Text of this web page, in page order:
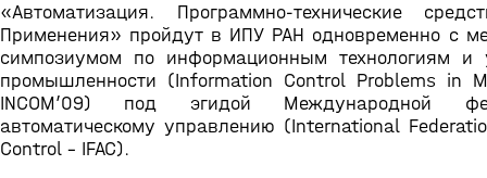
«Автоматизация. Программно-технические
Применения» пройдут в ИПУ РАН одновременно с
симпозиумом по информационным технологиям и
промышленности (Information Control Problems in
INCOM’09) под эгидой Международной
автоматическому управлению (International
Control – IFAC).